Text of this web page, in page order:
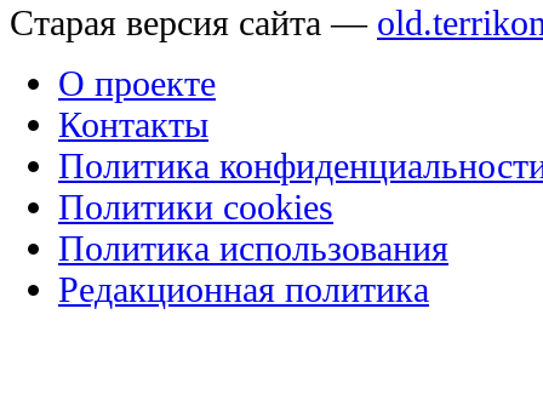
Старая версия сайта —
О проекте
Контакты
Политика
Политики cookies
Политика использования
Редакционная политика